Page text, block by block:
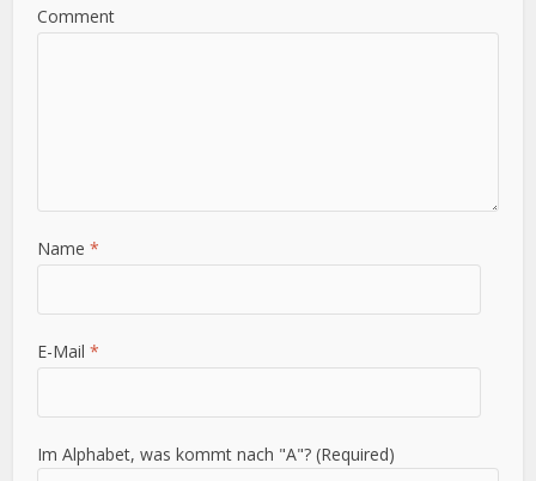
Comment
Name*
E-Mail*
Im Alphabet, was kommt nach "A"? (Required)